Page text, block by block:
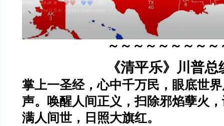
～～～～～～～～～
《清平乐》川普总
掌上一圣经，心中千万民，眼底世
声。唤醒人间正义，扫除邪焰孽火
满人间世，日照大旗红。